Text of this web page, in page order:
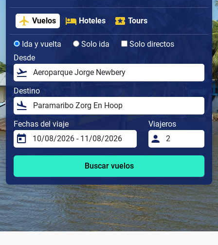
Vuelos Hoteles Tours
Ida y vuelta Solo ida
Solo directos
Desde
Destino
Fechas del viaje Viajeros
Buscar vuelos